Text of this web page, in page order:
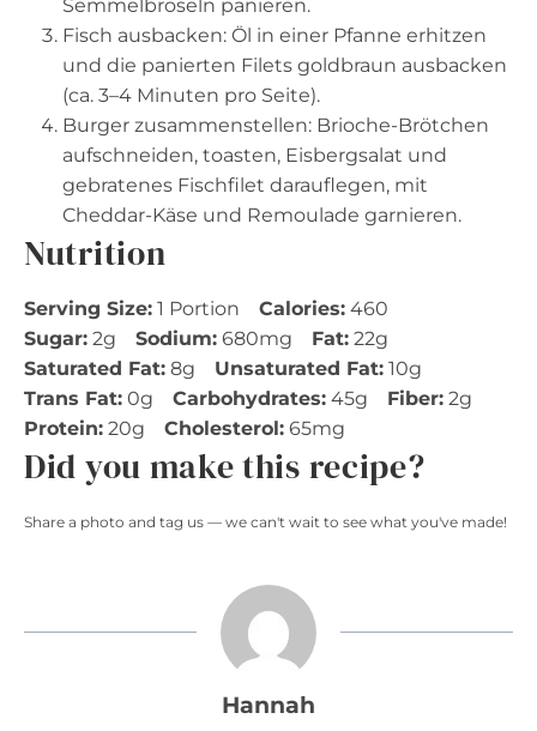
Semmelbröseln panieren.
Fisch ausbacken: Öl in einer Pfanne erhitzen
und die panierten Filets goldbraun ausbacken
(ca. 3–4 Minuten pro Seite).
Burger zusammenstellen: Brioche-Brötchen
aufschneiden, toasten, Eisbergsalat und
gebratenes Fischfilet darauflegen, mit
Cheddar-Käse und Remoulade garnieren.
Nutrition
Serving Size: 1 Portion Calories: 460
Sugar: 2g Sodium: 680mg Fat: 22g
Saturated Fat: 8g Unsaturated Fat: 10g
Trans Fat: 0g Carbohydrates: 45g Fiber: 2g
Protein: 20g Cholesterol: 65mg
Did you make this recipe?
Share a photo and tag us — we can't wait to see what you've made!
Hannah